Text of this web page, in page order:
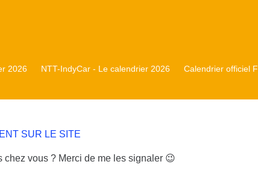
2026 NTT-IndyCar - Le calendrier 2026 Calendrier officiel
SUR LE SITE
vous ? Merci de me les signaler 😉